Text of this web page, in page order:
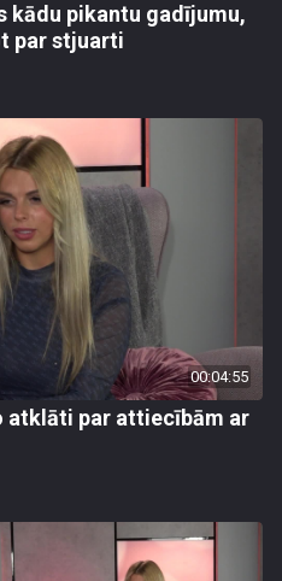
kādu pikantu gadījumu,
par stjuarti
00:04:55
atklāti par attiecībām ar